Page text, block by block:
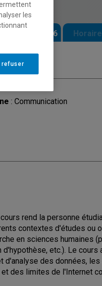
Automne 2026
: Communication
rend la personne
contextes d'études ou
en sciences humaines
etc.). Le cours
d'analyse des données,
des limites de l'Internet
les
refuser